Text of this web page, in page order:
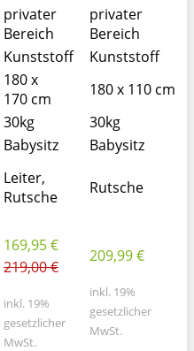
privater
Bereich
privater
Bereich
Kunststoff
Kunststoff
180 x
170 cm
180 x 110 cm
30kg
30kg
Babysitz Babysitz
Leiter,
Rutsche
Rutsche
169,95 €
219,00 €
inkl. 19%
gesetzlicher
MwSt.
209,99 €
inkl. 19%
gesetzlicher
MwSt.